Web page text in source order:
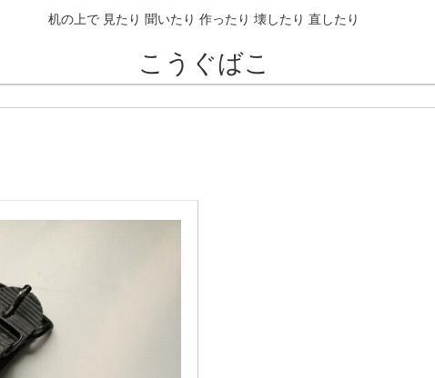
机の上で 見たり 聞いたり 作ったり 壊したり 直したり
こうぐばこ